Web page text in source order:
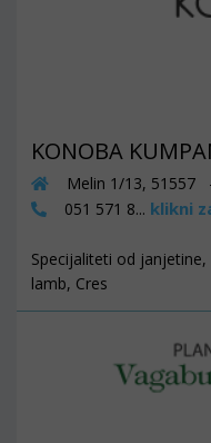
KONOBA
Melin 1/13,
051 571 8... klikni
Specijaliteti od
lamb, Cres